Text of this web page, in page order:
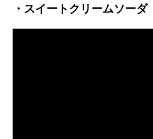
・スイートクリームソーダ